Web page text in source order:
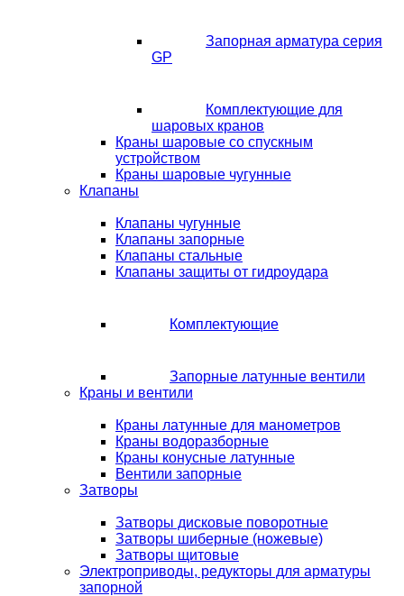
Запорная арматура серия
GP
Комплектующие для
шаровых кранов
Краны шаровые со спускным
устройством
Краны шаровые чугунные
Клапаны
Клапаны чугунные
Клапаны запорные
Клапаны стальные
Клапаны защиты от гидроудара
Комплектующие
Запорные латунные вентили
Краны и вентили
Краны латунные для манометров
Краны водоразборные
Краны конусные латунные
Вентили запорные
Затворы
Затворы дисковые поворотные
Затворы шиберные (ножевые)
Затворы щитовые
Электроприводы, редукторы для арматуры
запорной